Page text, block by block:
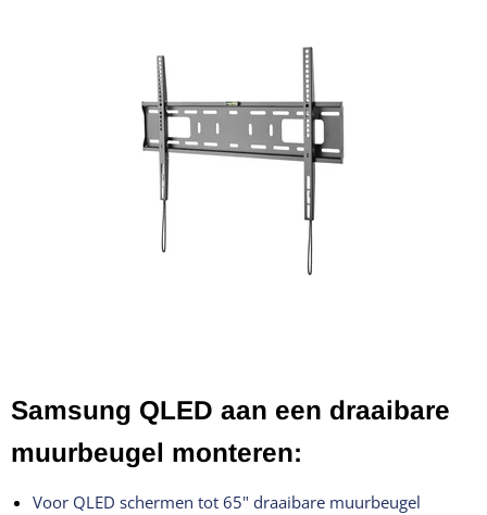
Samsung QLED aan een draaibare
muurbeugel monteren:
Voor QLED schermen tot 65" draaibare muurbeugel